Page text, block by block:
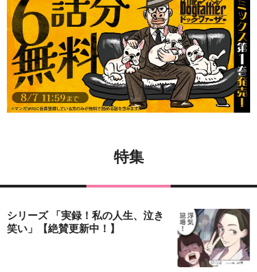
特集
シリーズ 「実録！私の人生、泣き
笑い」【絶賛更新中！】